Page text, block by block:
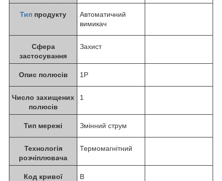
Тип продукту
Автоматичний
вимикач
Сфера
застосування
Захист
Опис полюсів 1P
Число захищених
полюсів
1
Тип мережі Змінний струм
Технологія
розчіплювача
Термомагнітний
Код кривої B